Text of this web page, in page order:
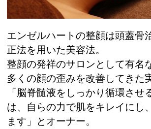
エンゼルハートの整顔は頭蓋骨
正法を用いた美容法。
整顔の発祥のサロンとして有名
多くの顔の歪みを改善してきた
「脳脊髄液をしっかり循環させ
は、自らの力で肌をキレイにし
ます」とオーナー。